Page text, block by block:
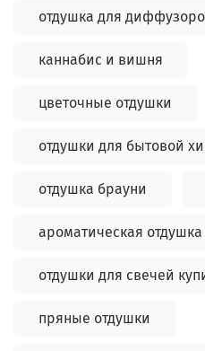
отдушка для
каннабис и вишня
цветочные отдушки
отдушки для бытовой
отдушка брауни
ароматическая отдушка
отдушки для свечей
пряные отдушки